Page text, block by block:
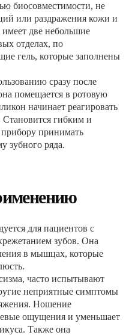
биосовместимости, не
или раздражения кожи и
две небольшие
отделах, по
гель, которые заполнены
сразу после
помещается в ротовую
начинает реагировать
Становится гибким и
прибору принимать
зубного ряда.
для пациентов с
зубов. Она
в мышцах, которые
часто испытывают
неприятные симптомы
Ношение
ощущения и уменьшает
Также она